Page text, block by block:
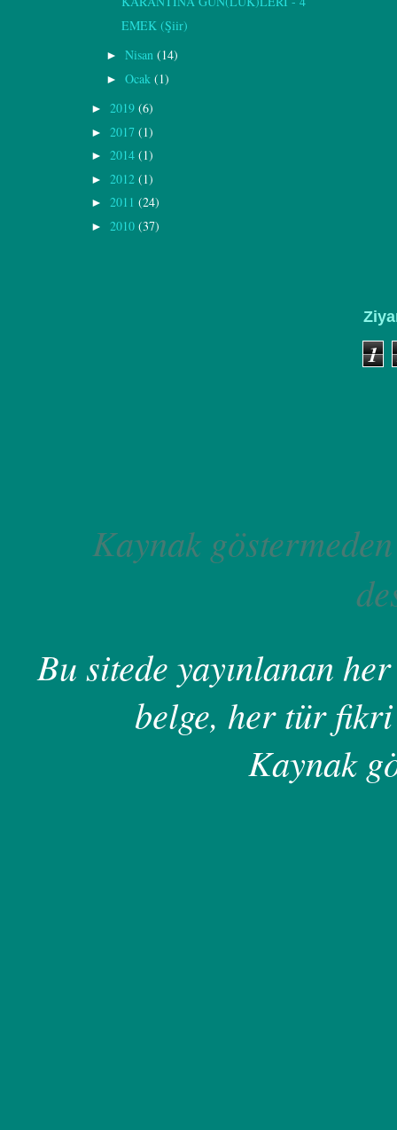
EMEK (Şiir)
► Nisan (14)
► Ocak (1)
► 2019 (6)
► 2017 (1)
► 2014 (1)
► 2012 (1)
► 2011 (24)
► 2010 (37)
1
Kaynak
Bu sitede yayınlanan
belge, her tür
Kaynak